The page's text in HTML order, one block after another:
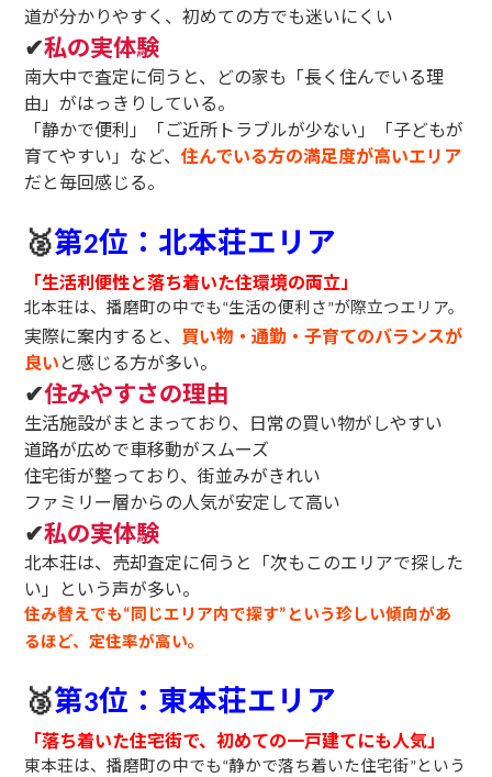
道が分かりやすく、初めての方でも迷いにくい
✔私の実体験
南大中で査定に伺うと、どの家も「長く住んでいる理
由」がはっきりしている。
「静かで便利」「ご近所トラブルが少ない」「子どもが
育てやすい」など、住んでいる方の満足度が高いエリア
だと毎回感じる。
🥈第2位：北本荘エリア
「生活利便性と落ち着いた住環境の両立」
北本荘は、播磨町の中でも “生活の便利さ ”が際立つエリア。
実際に案内すると、 買い物・通勤・子育てのバランスが
良いと感じる方が多い。
✔住みやすさの理由
生活施設がまとまっており、日常の買い物がしやすい
道路が広めで車移動がスムーズ
住宅街が整っており、街並みがきれい
ファミリー層からの人気が安定して高い
✔私の実体験
北本荘は、売却査定に伺うと「次もこのエリアで探した
い」という声が多い。
住み替えでも “同じエリア内で探す” という珍しい傾向があ
るほど、定住率が高い。
🥉第3位：東本荘エリア
「落ち着いた住宅街で、初めての一戸建てにも人気」
東本荘は、播磨町の中でも “静かで落ち着いた住宅街” という